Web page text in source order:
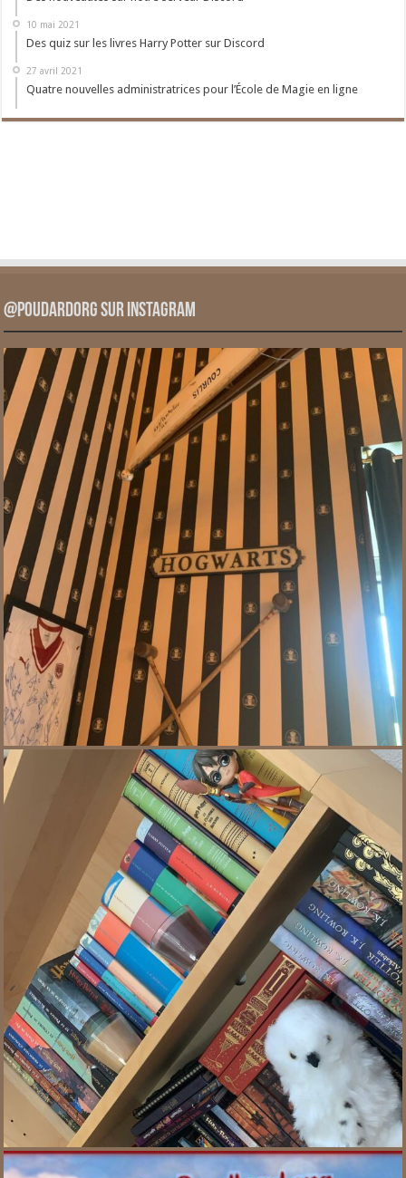
10 mai 2021
Des quiz sur les livres Harry Potter sur Discord
27 avril 2021
Quatre nouvelles administratrices pour l’École de Magie en ligne
@PoudardOrg sur Instagram